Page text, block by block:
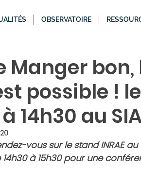
OBSERVATOIRE
Manger bon,
possible ! le
14h30 au
vous sur le stand INRAE
à 15h30 pour une